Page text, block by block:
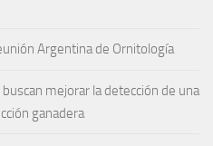
Argentina de Ornitología
mejorar la detección de una
ganadera